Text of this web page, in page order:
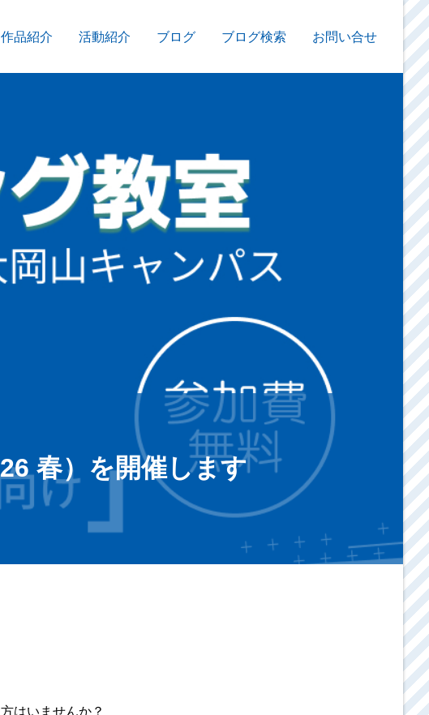
作品紹介 活動紹介 ブログ ブログ検索 お問い合せ
春）を開催します
はいませんか？